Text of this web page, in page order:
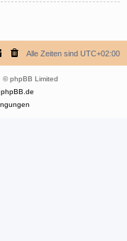
Alle Zeiten sind UTC+02:00
© phpBB Limited
phpBB.de